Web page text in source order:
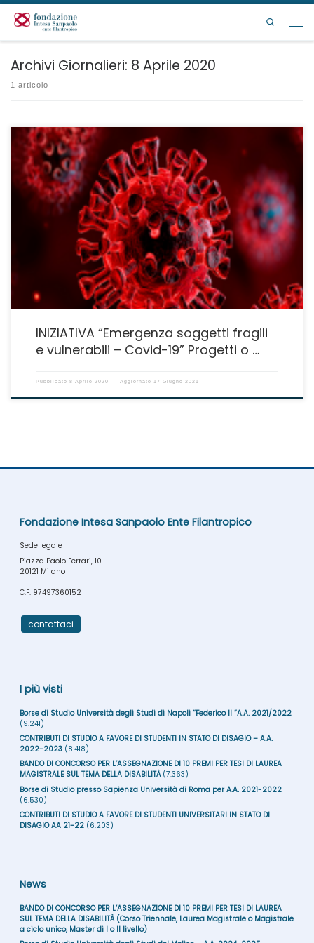
Passa al contenuto
Search
Archivi Giornalieri: 8 Aprile 2020
1 articolo
Scadenza presentazione domande: 8 MAGGIO 2020.
INIZIATIVA “Emergenza soggetti fragili
e vulnerabili – Covid-19” Progetti o …
Pubblicato 8 Aprile 2020 Aggiornato 17 Giugno 2021
Fondazione Intesa Sanpaolo Ente Filantropico
Sede legale
Piazza Paolo Ferrari, 10
20121 Milano
C.F. 97497360152
contattaci
I più visti
Borse di Studio Università degli Studi di Napoli “Federico II ”A.A. 2021/2022
(9.241)
CONTRIBUTI DI STUDIO A FAVORE DI STUDENTI IN STATO DI DISAGIO – A.A.
2022-2023 (8.418)
BANDO DI CONCORSO PER L’ASSEGNAZIONE DI 10 PREMI PER TESI DI LAUREA
MAGISTRALE SUL TEMA DELLA DISABILITÀ (7.363)
Borse di Studio presso Sapienza Università di Roma per A.A. 2021-2022
(6.530)
CONTRIBUTI DI STUDIO A FAVORE DI STUDENTI UNIVERSITARI IN STATO DI
DISAGIO AA 21-22 (6.203)
News
BANDO DI CONCORSO PER L’ASSEGNAZIONE DI 10 PREMI PER TESI DI LAUREA
SUL TEMA DELLA DISABILITÀ (Corso Triennale, Laurea Magistrale o Magistrale
a ciclo unico, Master di I o II livello)